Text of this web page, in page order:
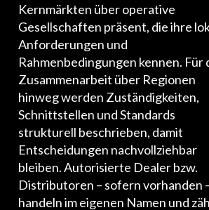
Kernmärkten über operative
Gesellschaften präsent, die ihre
Anforderungen und
Rahmenbedingungen kennen. Für
Zusammenarbeit über Regionen
hinweg werden Zuständigkeiten,
Schnittstellen und Standards
strukturell beschrieben, damit
Entscheidungen nachvollziehbar
bleiben. Autorisierte Dealer bzw.
Distributoren – sofern vorhanden
handeln im eigenen Namen und